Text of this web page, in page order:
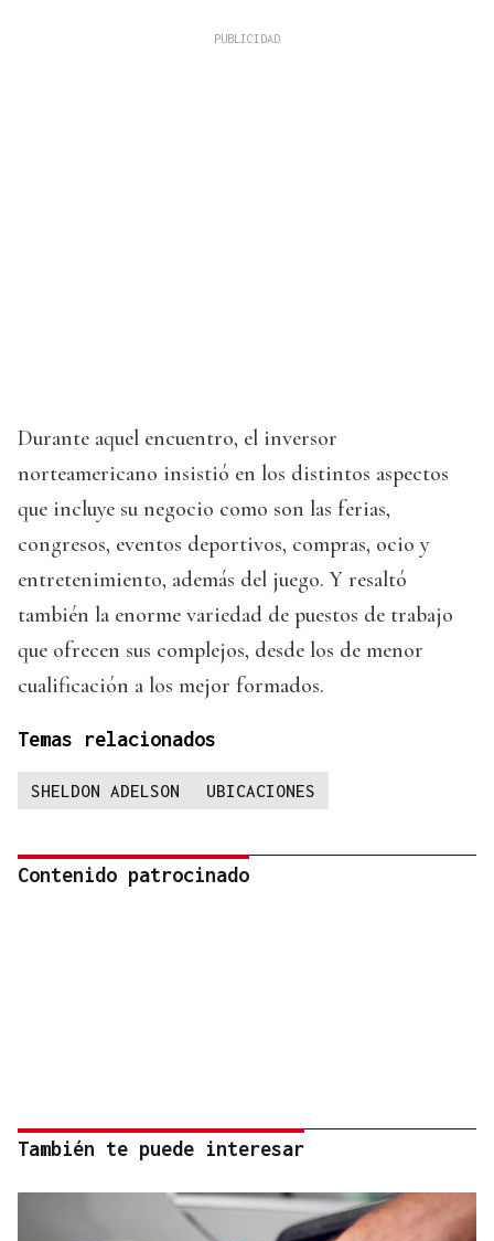
Durante aquel encuentro, el inversor
norteamericano insistió en los distintos aspectos
que incluye su negocio como son las ferias,
congresos, eventos deportivos, compras, ocio y
entretenimiento, además del juego. Y resaltó
también la enorme variedad de puestos de trabajo
que ofrecen sus complejos, desde los de menor
cualificación a los mejor formados.
Temas relacionados
SHELDON ADELSON UBICACIONES
Contenido patrocinado
También te puede interesar